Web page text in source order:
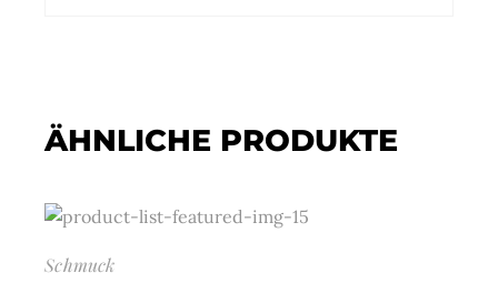
ÄHNLICHE PRODUKTE
Schmuck